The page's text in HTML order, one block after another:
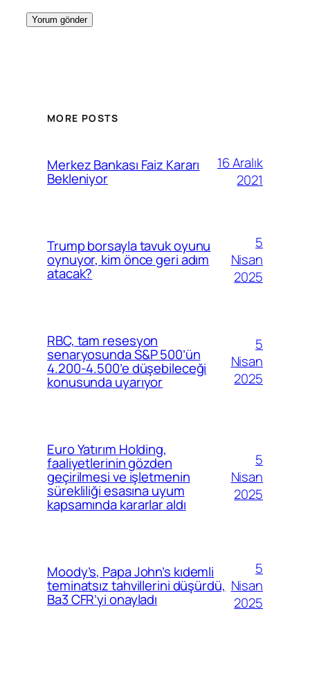
MORE POSTS
Merkez Bankası Faiz Kararı
Bekleniyor
16 Aralık
2021
Trump borsayla tavuk oyunu
oynuyor, kim önce geri adım
atacak?
5
Nisan
2025
RBC, tam resesyon
senaryosunda S&P 500’ün
4.200-4.500’e düşebileceği
konusunda uyarıyor
5
Nisan
2025
Euro Yatırım Holding,
faaliyetlerinin gözden
geçirilmesi ve işletmenin
sürekliliği esasına uyum
kapsamında kararlar aldı
5
Nisan
2025
Moody’s, Papa John’s kıdemli
teminatsız tahvillerini düşürdü,
Ba3 CFR’yi onayladı
5
Nisan
2025